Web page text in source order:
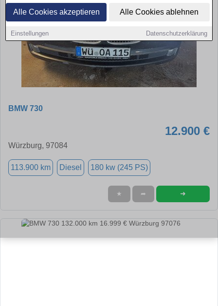
Alle Cookies akzeptieren Alle Cookies ablehnen
Einstellungen Datenschutzerklärung
BMW 730
12.900 €
Würzburg, 97084
113.900 km Diesel 180 kw (245 PS)
★ ➦ ➜